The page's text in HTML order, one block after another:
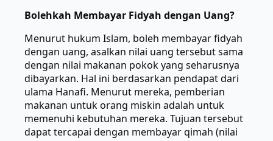
Bolehkah Membayar Fidyah dengan Uang?
Menurut hukum Islam, boleh membayar fidyah
dengan uang, asalkan nilai uang tersebut sama
dengan nilai makanan pokok yang seharusnya
dibayarkan. Hal ini berdasarkan pendapat dari
ulama Hanafi. Menurut mereka, pemberian
makanan untuk orang miskin adalah untuk
memenuhi kebutuhan mereka. Tujuan tersebut
dapat tercapai dengan membayar qimah (nilai